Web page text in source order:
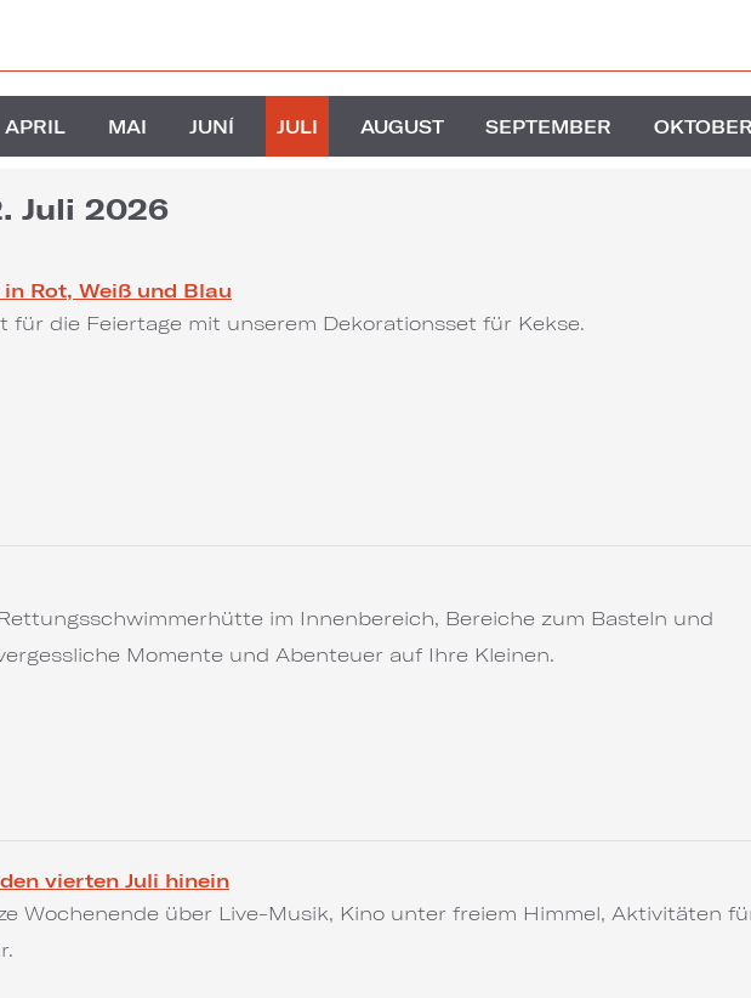
APRIL MAI JUNÍ JULI AUGUST SEPTEMBER
Juli 2026
Rot, Weiß und Blau
für die Feiertage mit unserem Dekorationsset für Kekse.
im Innenbereich, Bereiche zum Basteln und
Momente und Abenteuer auf Ihre Kleinen.
vierten Juli hinein
Wochenende über Live-Musik, Kino unter freiem Himmel, Aktivitäten